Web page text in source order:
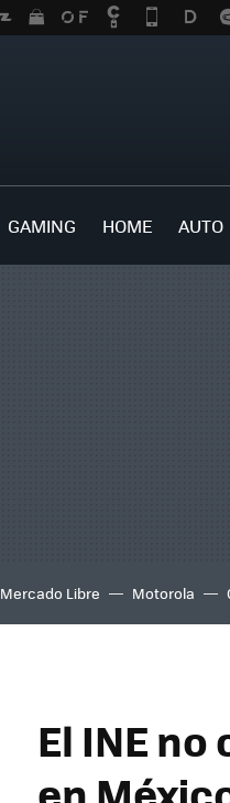
GAMING HOME AUTO
Mercado Libre Motorola
El INE